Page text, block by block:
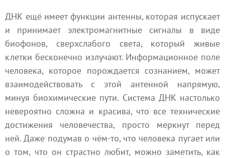
ДНК ещё имеет функции антенны, которая испускает
и принимает электромагнитные сигналы в виде
биофонов, сверхслабого света, который живые
клетки бесконечно излучают. Информационное поле
человека, которое порождается сознанием, может
взаимодействовать с этой антенной напрямую,
минуя биохимические пути. Система ДНК настолько
невероятно сложна и красива, что все технические
достижения человечества, просто меркнут перед
ней. Даже подумав о чём-то, что человека пугает или
о том, что он страстно любит, можно заметить, как